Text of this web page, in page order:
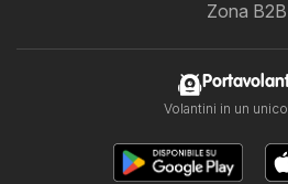
Zona B2B
Volantini in un